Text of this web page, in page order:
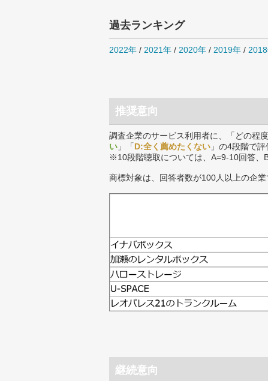
過去ランキング
2022年 / 2021年 / 2020年 / 2019年 /
推奨意向
調査企業のサービス利用者に、「どの程
い 」「D:全く薦めたくない 」の4段階で
※10段階聴取については、A=9-10回答、
商標対象は、回答者数が100人以上の企業
継続意向